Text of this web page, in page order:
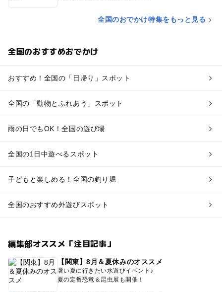
全国のおでかけ特集をもっと見る
全国のおすすめおでかけ
おすすめ！全国の「日帰り」スポット
全国の「動物とふれあう」スポット
雨の日でもOK！全国の遊び場
全国の1日中遊べるスポット
子どもと楽しめる！全国の釣り堀
全国のおすすめ外遊びスポット
編集部オススメ「注目記事」
【関東】8月＆夏休みのオススメ
暑い夏に行きたい水遊びイベント♪
夏の定番恐竜＆昆虫展も開催！